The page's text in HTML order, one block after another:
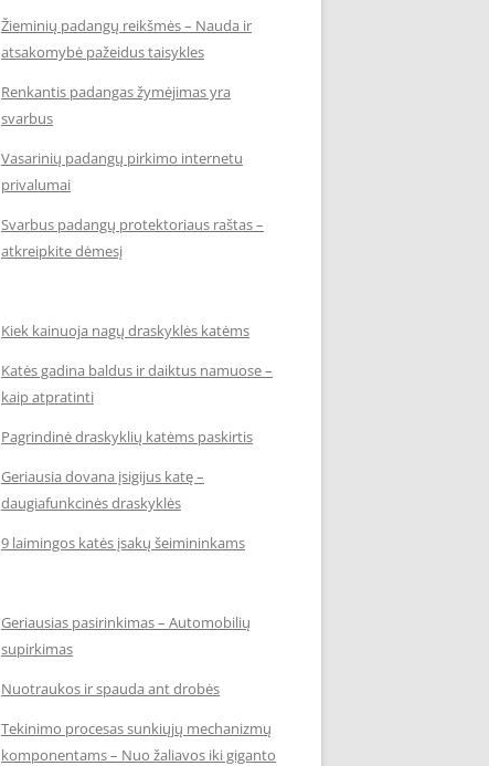
Žieminių padangų reikšmės – Nauda ir
atsakomybė pažeidus taisykles
Renkantis padangas žymėjimas yra
svarbus
Vasarinių padangų pirkimo internetu
privalumai
Svarbus padangų protektoriaus raštas –
atkreipkite dėmesį
Kiek kainuoja nagų draskyklės katėms
Katės gadina baldus ir daiktus namuose –
kaip atpratinti
Pagrindinė draskyklių katėms paskirtis
Geriausia dovana įsigijus katę –
daugiafunkcinės draskyklės
9 laimingos katės įsakų šeimininkams
Geriausias pasirinkimas – Automobilių
supirkimas
Nuotraukos ir spauda ant drobės
Tekinimo procesas sunkiųjų mechanizmų
komponentams – Nuo žaliavos iki giganto